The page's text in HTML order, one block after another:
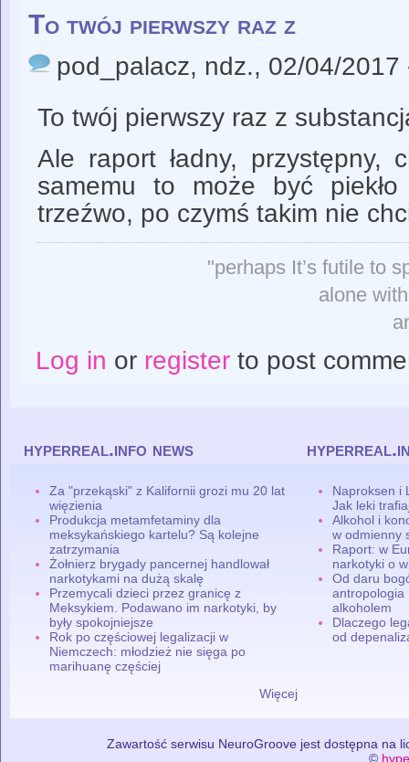
To twój pierwszy raz z
pod_palacz, ndz., 02/04/2017
To twój pierwszy raz z
Ale raport ładny, przystępny,
samemu to może być
trzeźwo, po czymś takim nie
"perhaps It’s futile to
alone
Log in or registerto post
hyperreal.info news
Za "przekąski" z Kalifornii grozi mu 20 lat
więzienia
Produkcja metamfetaminy dla
meksykańskiego kartelu? Są kolejne
zatrzymania
Żołnierz brygady pancernej handlował
narkotykami na dużą skalę
Przemycali dzieci przez granicę z
Meksykiem. Podawano im narkotyki, by
były spokojniejsze
Rok po częściowej legalizacji w
Niemczech: młodzież nie sięga po
marihuanę częściej
Więcej
Naproksen i
Jak leki
Alkohol i
w odmienny
Raport: w
narkotyki o
Od daru
antropologia
alkoholem
Dlaczego
od
Zawartość serwisu NeuroGroove jest dostępna na
©